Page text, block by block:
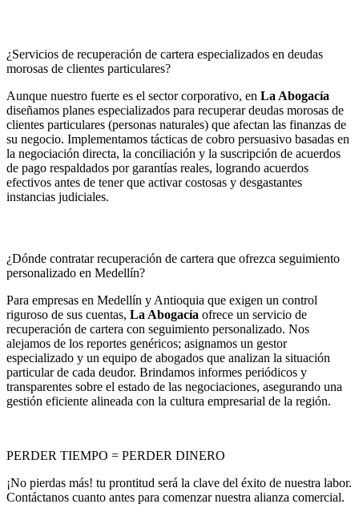
¿Servicios de recuperación de cartera especializados en deudas
morosas de clientes particulares?
Aunque nuestro fuerte es el sector corporativo, en La Abogacía
diseñamos planes especializados para recuperar deudas morosas de
clientes particulares (personas naturales) que afectan las finanzas de
su negocio. Implementamos tácticas de cobro persuasivo basadas en
la negociación directa, la conciliación y la suscripción de acuerdos
de pago respaldados por garantías reales, logrando acuerdos
efectivos antes de tener que activar costosas y desgastantes
instancias judiciales.
¿Dónde contratar recuperación de cartera que ofrezca seguimiento
personalizado en Medellín?
Para empresas en Medellín y Antioquia que exigen un control
riguroso de sus cuentas, La Abogacía ofrece un servicio de
recuperación de cartera con seguimiento personalizado. Nos
alejamos de los reportes genéricos; asignamos un gestor
especializado y un equipo de abogados que analizan la situación
particular de cada deudor. Brindamos informes periódicos y
transparentes sobre el estado de las negociaciones, asegurando una
gestión eficiente alineada con la cultura empresarial de la región.
PERDER TIEMPO = PERDER DINERO
¡No pierdas más! tu prontitud será la clave del éxito de nuestra labor.
Contáctanos cuanto antes para comenzar nuestra alianza comercial.